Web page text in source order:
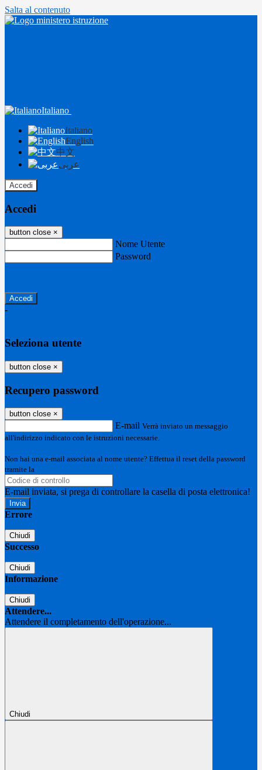
Salta al contenuto
Italiano
Italiano
English
中文
عربى
Accedi
Accedi
button close ×
Nome Utente
Password
-
Seleziona utente
button close ×
Recupero password
button close ×
E-mail Verrà inviato un messaggio
all'indirizzo indicato con le istruzioni necessarie.
Non hai una e-mail associata al nome utente? Effettua il reset della password
tramite la
E-mail inviata, si prega di controllare la casella di posta elettronica!
Errore
Chiudi
Successo
Chiudi
Informazione
Chiudi
Attendere...
Attendere il completamento dell'operazione...
Chiudi